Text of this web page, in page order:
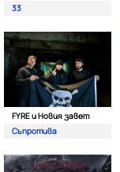
33
FYRE и Новия завет
Съпротива